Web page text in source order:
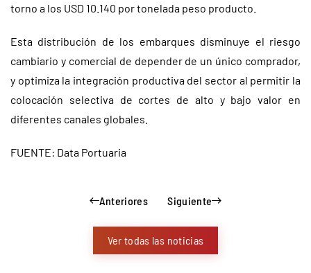
torno a los USD 10.140 por tonelada peso producto.
Esta distribución de los embarques disminuye el riesgo
cambiario y comercial de depender de un único comprador,
y optimiza la integración productiva del sector al permitir la
colocación selectiva de cortes de alto y bajo valor en
diferentes canales globales.
FUENTE: Data Portuaria
Anteriores Siguiente
Ver todas las noticias